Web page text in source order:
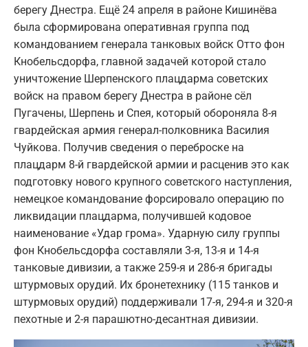
берегу Днестра. Ещё 24 апреля в районе Кишинёва
была сформирована оперативная группа под
командованием генерала танковых войск Отто фон
Кнобельсдорфа, главной задачей которой стало
уничтожение Шерпенского плацдарма советских
войск на правом берегу Днестра в районе сёл
Пугачены, Шерпень и Спея, который обороняла 8-я
гвардейская армия генерал-полковника Василия
Чуйкова. Получив сведения о переброске на
плацдарм 8-й гвардейской армии и расценив это как
подготовку нового крупного советского наступления,
немецкое командование форсировало операцию по
ликвидации плацдарма, получившей кодовое
наименование «Удар грома». Ударную силу группы
фон Кнобельсдорфа составляли 3-я, 13-я и 14-я
танковые дивизии, а также 259-я и 286-я бригады
штурмовых орудий. Их бронетехнику (115 танков и
штурмовых орудий) поддерживали 17-я, 294-я и 320-я
пехотные и 2-я парашютно-десантная дивизии.